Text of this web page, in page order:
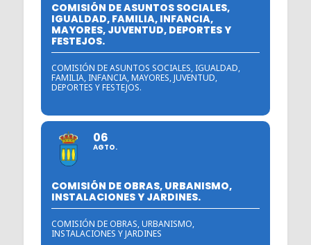
COMISIÓN DE ASUNTOS SOCIALES,
IGUALDAD, FAMILIA, INFANCIA,
MAYORES, JUVENTUD, DEPORTES Y
FESTEJOS.
COMISIÓN DE ASUNTOS SOCIALES, IGUALDAD,
FAMILIA, INFANCIA, MAYORES, JUVENTUD,
DEPORTES Y FESTEJOS.
06
AGTO.
COMISIÓN DE OBRAS, URBANISMO,
INSTALACIONES Y JARDINES.
COMISIÓN DE OBRAS, URBANISMO,
INSTALACIONES Y JARDINES